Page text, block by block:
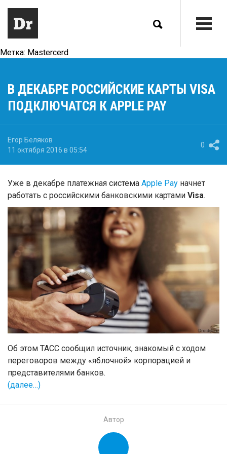
Метка: Mastercerd
В ДЕКАБРЕ РОССИЙСКИЕ КАРТЫ VISA
ПОДКЛЮЧАТСЯ К APPLE PAY
Егор Беляков
11 октября 2016 в 05:54
0
Уже в декабре платежная система Apple Pay начнет
работать с российскими банковскими картами Visa.
Об этом ТАСС сообщил источник, знакомый с ходом
переговоров между «яблочной» корпорацией и
представителями банков.
(далее…)
Автор